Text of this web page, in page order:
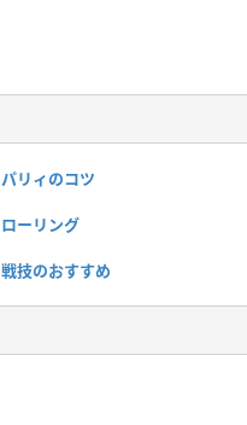
パリィのコツ
ローリング
戦技のおすすめ